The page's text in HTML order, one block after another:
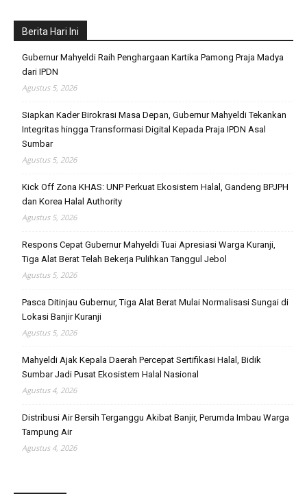
Berita Hari Ini
Gubernur Mahyeldi Raih Penghargaan Kartika Pamong Praja Madya
dari IPDN
Agustus 5, 2026
Siapkan Kader Birokrasi Masa Depan, Gubernur Mahyeldi Tekankan
Integritas hingga Transformasi Digital Kepada Praja IPDN Asal
Sumbar
Agustus 5, 2026
Kick Off Zona KHAS: UNP Perkuat Ekosistem Halal, Gandeng BPJPH
dan Korea Halal Authority
Agustus 5, 2026
Respons Cepat Gubernur Mahyeldi Tuai Apresiasi Warga Kuranji,
Tiga Alat Berat Telah Bekerja Pulihkan Tanggul Jebol
Agustus 5, 2026
Pasca Ditinjau Gubernur, Tiga Alat Berat Mulai Normalisasi Sungai di
Lokasi Banjir Kuranji
Agustus 5, 2026
Mahyeldi Ajak Kepala Daerah Percepat Sertifikasi Halal, Bidik
Sumbar Jadi Pusat Ekosistem Halal Nasional
Agustus 4, 2026
Distribusi Air Bersih Terganggu Akibat Banjir, Perumda Imbau Warga
Tampung Air
Agustus 4, 2026